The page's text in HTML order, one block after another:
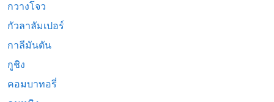
กวางโจว
กัวลาลัมเปอร์
กาลีมันตัน
กูชิง
คอมบาทอรี่